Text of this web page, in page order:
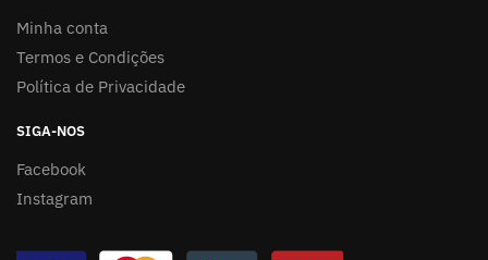
Minha conta
Termos e Condições
Política de Privacidade
SIGA-NOS
Facebook
Instagram